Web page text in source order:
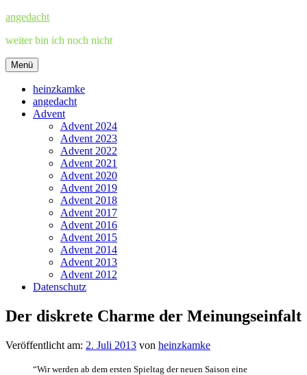
Zum
springen
angedacht
weiter bin ich noch nicht
Menü
heinzkamke
angedacht
Advent
Advent 2024
Advent 2023
Advent 2022
Advent 2021
Advent 2020
Advent 2019
Advent 2018
Advent 2017
Advent 2016
Advent 2015
Advent 2014
Advent 2013
Advent 2012
Datenschutz
Der diskrete Charme der Meinungseinfalt
Veröffentlicht am: 2. Juli 2013 von heinzkamke
“Wir werden ab dem ersten Spieltag der neuen Saison eine